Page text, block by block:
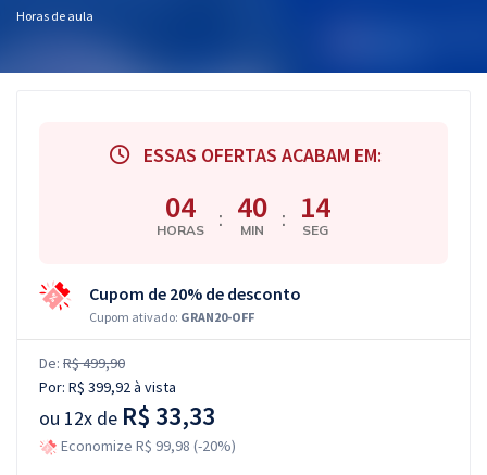
Blog
Horas de aula
ESSAS OFERTAS ACABAM EM:
04
HORAS : 40
MIN : 13
SEG
Cupom de 20% de desconto
Cupom ativado: GRAN20-OFF
De: R$ 499,90
Por: R$ 399,92à vista
ou 12x de R$ 33,33
Economize R$ 99,98 (-20%)